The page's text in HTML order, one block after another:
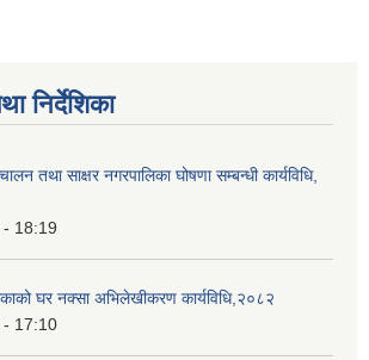
निर्देशिका
तथा साक्षर नगरपालिका घोषणा सम्बन्धी कार्यविधि,
18:19
घर नक्सा अभिलेखीकरण कार्यविधि,२०८२
17:10